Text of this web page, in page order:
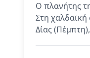
Ο πλανήτης
Στη χαλδαϊκή
Δίας